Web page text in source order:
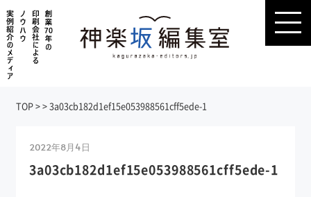
TOP>> 3a03cb182d1ef15e053988561cff5ede-1
2022年8月4日
3a03cb182d1ef15e053988561cff5ede-1